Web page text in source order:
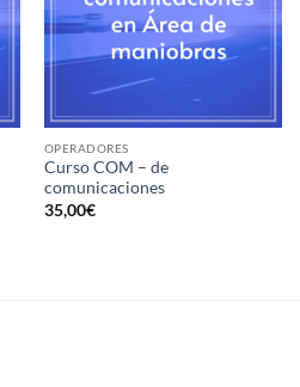
OPERADORES
Curso COM – de
comunicaciones
35,00€